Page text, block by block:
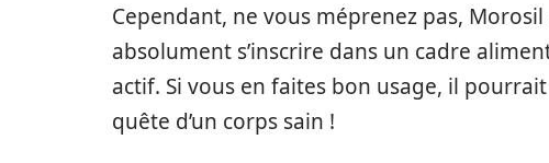
Cependant, ne vous méprenez pas,
absolument s’inscrire dans un cadre
actif. Si vous en faites bon usage, il
quête d’un corps sain !